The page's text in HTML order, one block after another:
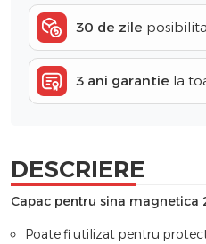
30 de zile
3 ani garantie la
DESCRIERE
Capac pentru sina magnetica
Poate fi utilizat pentru